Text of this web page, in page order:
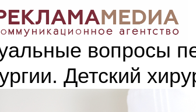
вопросы
Детский